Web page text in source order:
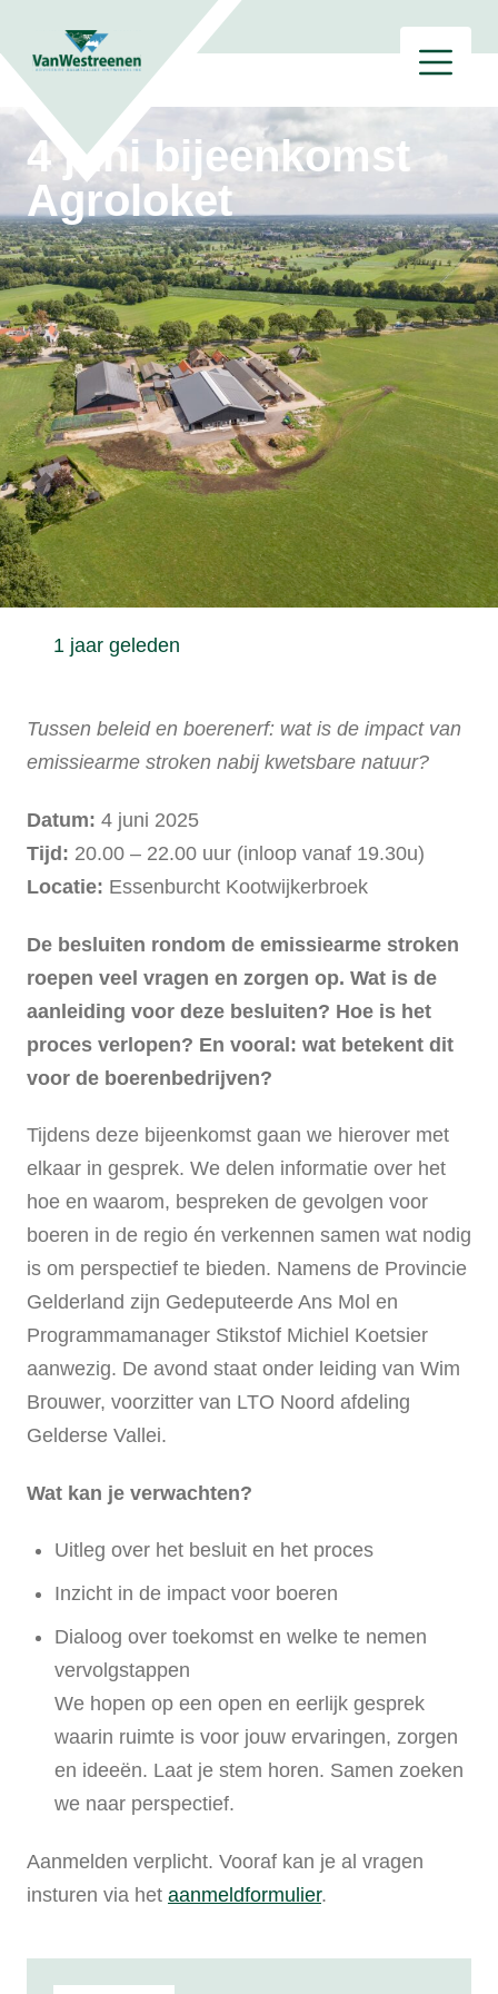
4 juni bijeenkomst
Agroloket
1 jaar geleden
Tussen beleid en boerenerf: wat is de impact van
emissiearme stroken nabij kwetsbare natuur?
Datum: 4 juni 2025
Tijd: 20.00 – 22.00 uur (inloop vanaf 19.30u)
Locatie: Essenburcht Kootwijkerbroek
De besluiten rondom de emissiearme stroken
roepen veel vragen en zorgen op. Wat is de
aanleiding voor deze besluiten? Hoe is het
proces verlopen? En vooral: wat betekent dit
voor de boerenbedrijven?
Tijdens deze bijeenkomst gaan we hierover met
elkaar in gesprek. We delen informatie over het
hoe en waarom, bespreken de gevolgen voor
boeren in de regio én verkennen samen wat nodig
is om perspectief te bieden. Namens de Provincie
Gelderland zijn Gedeputeerde Ans Mol en
Programmamanager Stikstof Michiel Koetsier
aanwezig. De avond staat onder leiding van Wim
Brouwer, voorzitter van LTO Noord afdeling
Gelderse Vallei.
Wat kan je verwachten?
Uitleg over het besluit en het proces
Inzicht in de impact voor boeren
Dialoog over toekomst en welke te nemen
vervolgstappen
We hopen op een open en eerlijk gesprek
waarin ruimte is voor jouw ervaringen, zorgen
en ideeën. Laat je stem horen. Samen zoeken
we naar perspectief.
Aanmelden verplicht. Vooraf kan je al vragen
insturen via het aanmeldformulier.